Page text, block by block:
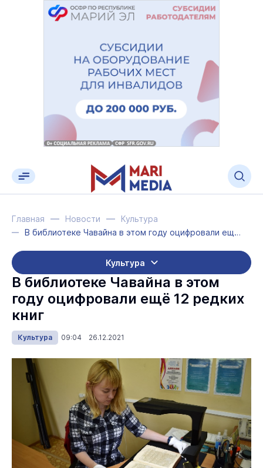
Главная Новости
Культура
В библиотеке Чавайна в этом году оцифровали ещё 12 редких книг
Культура
В библиотеке Чавайна в этом
году оцифровали ещё 12 редких
книг
Культура 09:04 26.12.2021